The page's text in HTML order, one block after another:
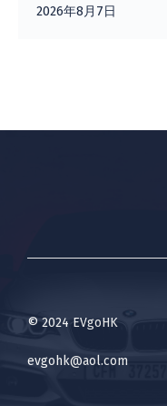
2026年8月7日
© 2024 EVgoHK
evgohk@aol.com